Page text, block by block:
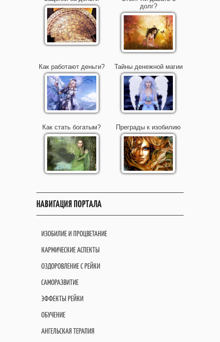
долг?
Как работают деньги? Тайны денежной магии
Как стать богатым? Преграды к изобилию
НАВИГАЦИЯ ПОРТАЛА
ИЗОБИЛИЕ И ПРОЦВЕТАНИЕ
КАРМИЧЕСКИЕ АСПЕКТЫ
ОЗДОРОВЛЕНИЕ С РЕЙКИ
САМОРАЗВИТИЕ
ЭФФЕКТЫ РЕЙКИ
ОБУЧЕНИЕ
АНГЕЛЬСКАЯ ТЕРАПИЯ